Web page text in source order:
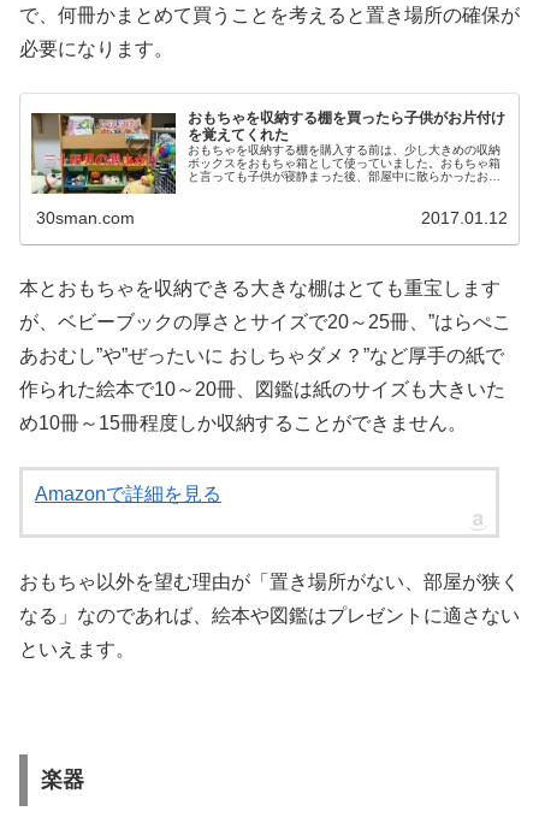
で、何冊かまとめて買うことを考えると置き場所の確保が
必要になります。
おもちゃを収納する棚を買ったら子供がお片付け
を覚えてくれた
おもちゃを収納する棚を購入する前は、少し大きめの収納
ボックスをおもちゃ箱として使っていました。おもちゃ箱
と言っても子供が寝静まった後、部屋中に散らかったおも
30sman.com 2017.01.12
本とおもちゃを収納できる大きな棚はとても重宝します
が、ベビーブックの厚さとサイズで20～25冊、”はらぺこ
あおむし”や”ぜったいに おしちゃダメ？”など厚手の紙で
作られた絵本で10～20冊、図鑑は紙のサイズも大きいた
め10冊～15冊程度しか収納することができません。
Amazonで詳細を見る
おもちゃ以外を望む理由が「置き場所がない、部屋が狭く
なる」なのであれば、絵本や図鑑はプレゼントに適さない
といえます。
楽器